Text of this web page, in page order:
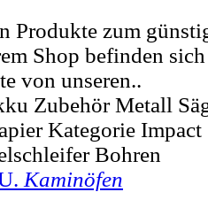
Produkte zum
Shop befinden
von unseren..
Zubehör Metall
Kategorie
Bohren
Kaminöfen